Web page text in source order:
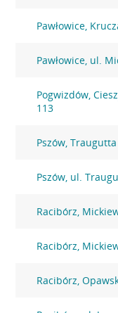
Pawłowice,
Pawłowice, ul.
Pogwizdów,
113
Pszów,
Pszów, ul.
Racibórz,
Racibórz,
Racibórz,